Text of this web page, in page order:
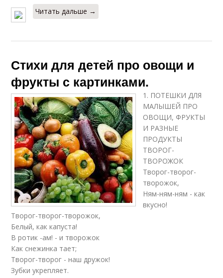
Читать дальше →
Стихи для детей про овощи и
фрукты с картинками.
1. ПОТЕШКИ ДЛЯ
МАЛЫШЕЙ ПРО
ОВОЩИ, ФРУКТЫ
И РАЗНЫЕ
ПРОДУКТЫ
ТВОРОГ-
ТВОРОЖОК
Творог-творог-
творожок,
Ням-ням-ням - как
вкусно!
Творог-творог-творожок,
Белый, как капуста!
В ротик -ам! - и творожок
Как снежинка тает;
Творог-творог - наш дружок!
Зубки укрепляет.